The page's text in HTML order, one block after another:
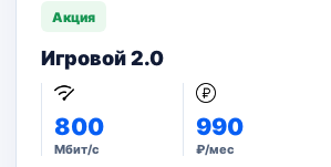
Акция
Игровой 2.0
800
Мбит/с
990
₽/мес